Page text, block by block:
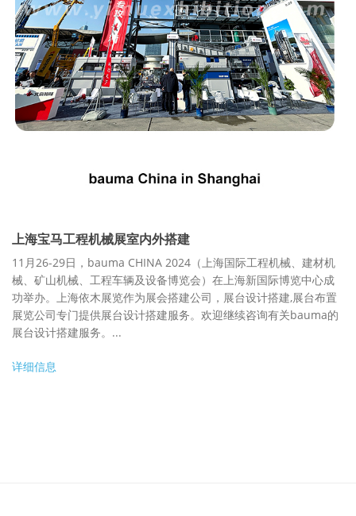
上海宝马工程机械展室内外搭建
11月26-29日，bauma CHINA 2024（上海国际工程机械、建材机
械、矿山机械、工程车辆及设备博览会）在上海新国际博览中心成
功举办。上海依木展览作为展会搭建公司，展台设计搭建,展台布置
展览公司专门提供展台设计搭建服务。欢迎继续咨询有关bauma的
展台设计搭建服务。...
详细信息